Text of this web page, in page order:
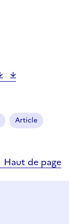
Article
Haut de page